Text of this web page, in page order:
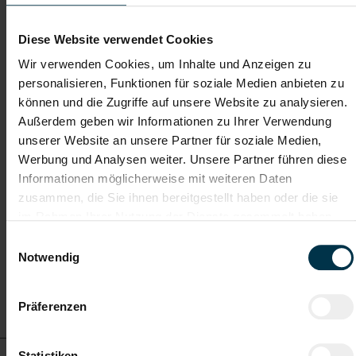
Diese Website verwendet Cookies
Wir verwenden Cookies, um Inhalte und Anzeigen zu
personalisieren, Funktionen für soziale Medien anbieten zu
können und die Zugriffe auf unsere Website zu analysieren.
Außerdem geben wir Informationen zu Ihrer Verwendung
unserer Website an unsere Partner für soziale Medien,
Werbung und Analysen weiter. Unsere Partner führen diese
Informationen möglicherweise mit weiteren Daten
zusammen, die Sie ihnen bereitgestellt haben oder die sie
Notwendig
Präferenzen
Weitere interessante Jobmöglichkeiten
Holzarbeiter Flickstation 3 Schichtbetrieb (m/w/d)
ab EUR 15,73
Vollzeit